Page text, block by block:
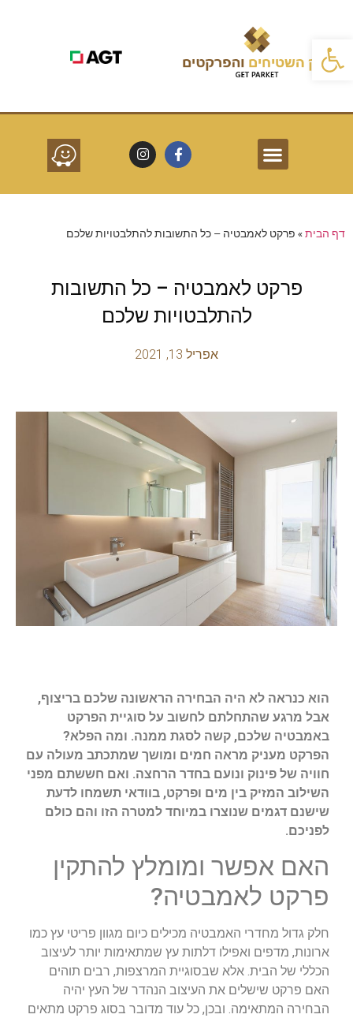
דף הבית» פרקט לאמבטיה – כל התשובות להתלבטויות שלכם
פרקט לאמבטיה – כל התשובות
להתלבטויות שלכם
אפריל 13, 2021
הוא כנראה לא היה הבחירה הראשונה שלכם בריצוף,
אבל מרגע שהתחלתם לחשוב על סוגיית הפרקט
באמבטיה שלכם, קשה לסגת ממנה. ומה הפלא?
הפרקט מעניק מראה חמים ומושך שמתכתב מעולה עם
חוויה של פינוק ונועם בחדר הרחצה. ואם חששתם מפני
השילוב המזיק בין מים ופרקט, בוודאי תשמחו לדעת
שישנם דגמים שנוצרו במיוחד למטרה הזו והם כולם
לפניכם.
האם אפשר ומומלץ להתקין
פרקט לאמבטיה?
חלק גדול מחדרי האמבטיה מכילים כיום מגוון פריטי עץ כמו
ארונות, מדפים ואפילו דלתות עץ שמתאימות יותר לעיצוב
הכללי של הבית. אלא שבסוגיית המרצפות, רבים תוהים
האם פרקט שישלים את העיצוב הנהדר של העץ יהיה
הבחירה המתאימה. ובכן, כל עוד מדובר בסוג פרקט מתאים
פתח סרגל נגישות